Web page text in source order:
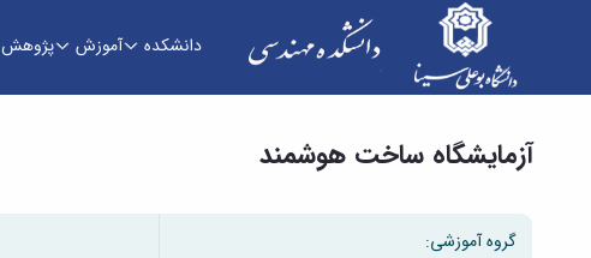
دانشکده آموزش پژوهش
آزمایشگاه ساخت هوشمند
گروه آموزشی: